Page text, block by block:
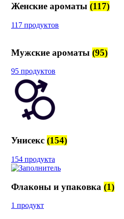
Женские ароматы (117)
117 продуктов
Мужские ароматы (95)
95 продуктов
Унисекс (154)
154 продукта
Флаконы и упаковка (1)
1 продукт